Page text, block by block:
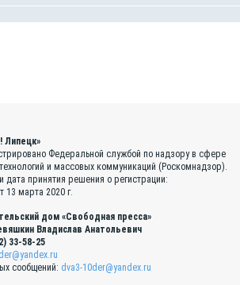
Липецк»
Федеральной службой по надзору в сфере
и массовых коммуникаций (Роскомнадзор).
дата принятия решения о регистрации:
марта 2020 г.
дом «Свободная пресса»
Владислав Анатольевич
33-58-25
сообщений: dva3-10der@yandex.ru